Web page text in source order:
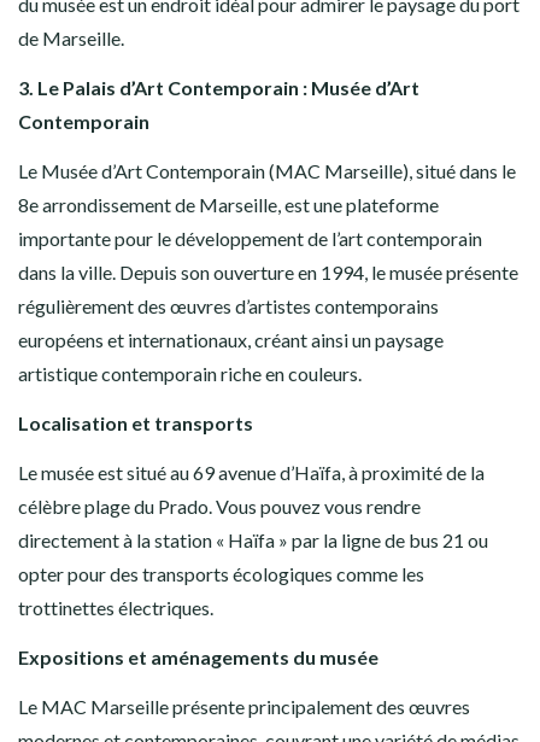
de Marseille.
3. Le Palais d’Art Contemporain : Musée d’Art
Contemporain
Le Musée d’Art Contemporain (MAC Marseille), situé dans le
8e arrondissement de Marseille, est une plateforme
importante pour le développement de l’art contemporain
dans la ville. Depuis son ouverture en 1994, le musée présente
régulièrement des œuvres d’artistes contemporains
européens et internationaux, créant ainsi un paysage
artistique contemporain riche en couleurs.
Localisation et transports
Le musée est situé au 69 avenue d’Haïfa, à proximité de la
célèbre plage du Prado. Vous pouvez vous rendre
directement à la station « Haïfa » par la ligne de bus 21 ou
opter pour des transports écologiques comme les
trottinettes électriques.
Expositions et aménagements du musée
Le MAC Marseille présente principalement des œuvres